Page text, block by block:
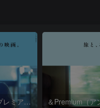
＆Premium（アンドプレミアム）2026年9月号